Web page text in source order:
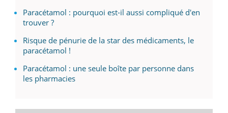
Paracétamol : pourquoi est-il aussi compliqué d'en
trouver ?
Risque de pénurie de la star des médicaments, le
paracétamol !
Paracétamol : une seule boîte par personne dans
les pharmacies